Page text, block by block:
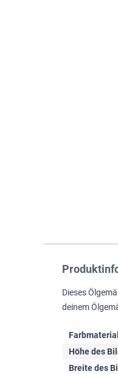
Dieses
deinem
Höhe des
Breite des